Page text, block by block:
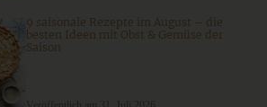
9 saisonale Rezepte im August – die
besten Ideen mit Obst & Gemüse der
Saison